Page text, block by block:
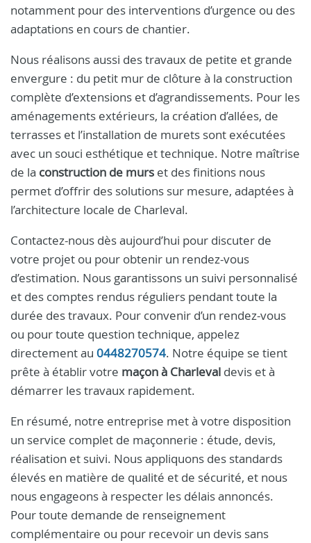
notamment pour des interventions d’urgence ou des
adaptations en cours de chantier.
Nous réalisons aussi des travaux de petite et grande
envergure : du petit mur de clôture à la construction
complète d’extensions et d’agrandissements. Pour les
aménagements extérieurs, la création d’allées, de
terrasses et l’installation de murets sont exécutées
avec un souci esthétique et technique. Notre maîtrise
de la construction de murs et des finitions nous
permet d’offrir des solutions sur mesure, adaptées à
l’architecture locale de Charleval.
Contactez-nous dès aujourd’hui pour discuter de
votre projet ou pour obtenir un rendez-vous
d’estimation. Nous garantissons un suivi personnalisé
et des comptes rendus réguliers pendant toute la
durée des travaux. Pour convenir d’un rendez-vous
ou pour toute question technique, appelez
directement au 0448270574. Notre équipe se tient
prête à établir votre maçon à Charleval devis et à
démarrer les travaux rapidement.
En résumé, notre entreprise met à votre disposition
un service complet de maçonnerie : étude, devis,
réalisation et suivi. Nous appliquons des standards
élevés en matière de qualité et de sécurité, et nous
nous engageons à respecter les délais annoncés.
Pour toute demande de renseignement
complémentaire ou pour recevoir un devis sans